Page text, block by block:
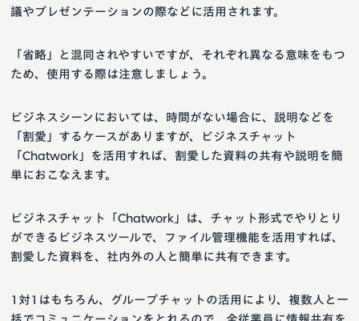
議やプレゼンテーションの際などに活用されます。
「省略」と混同されやすいですが、それぞれ異なる意味をもつ
ため、使用する際は注意しましょう。
ビジネスシーンにおいては、時間がない場合に、説明などを
「割愛」するケースがありますが、ビジネスチャット
「Chatwork」を活用すれば、割愛した資料の共有や説明を簡
単におこなえます。
ビジネスチャット「Chatwork」は、チャット形式でやりとり
ができるビジネスツールで、ファイル管理機能を活用すれば、
割愛した資料を、社内外の人と簡単に共有できます。
1対1はもちろん、グループチャットの活用により、複数人と一